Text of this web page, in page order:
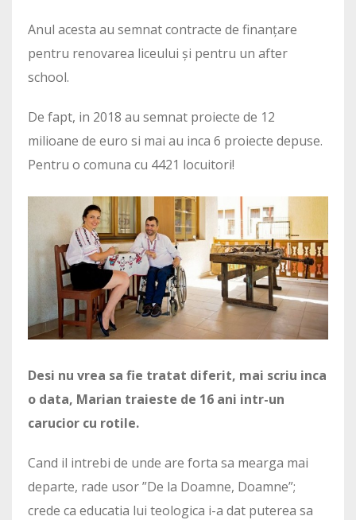
Anul acesta au semnat contracte de finanțare
pentru renovarea liceului și pentru un after
school.
De fapt, in 2018 au semnat proiecte de 12
milioane de euro si mai au inca 6 proiecte depuse.
Pentru o comuna cu 4421 locuitori!
Desi nu vrea sa fie tratat diferit, mai scriu inca
o data, Marian traieste de 16 ani intr-un
carucior cu rotile.
Cand il intrebi de unde are forta sa mearga mai
departe, rade usor ”De la Doamne, Doamne”;
crede ca educatia lui teologica i-a dat puterea sa